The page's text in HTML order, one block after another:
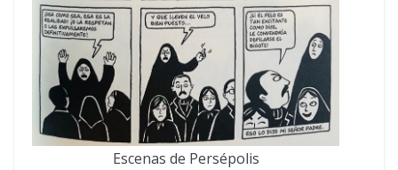
Escenas de Persépolis